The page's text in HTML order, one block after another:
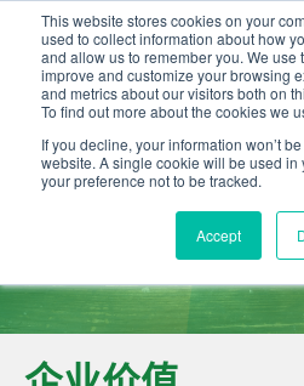
This website stores cookies on your
used to collect information about how
and allow us to remember you. We use
improve and customize your browsing
and metrics about our visitors both on
To find out more about the cookies we
If you decline, your information won’t
website. A single cookie will be used
your preference not to be tracked.
Accept
致力于英